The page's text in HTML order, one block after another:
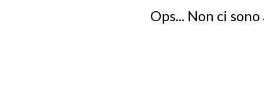
Ops... Non ci